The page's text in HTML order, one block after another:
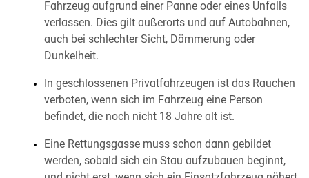
Fahrzeug aufgrund einer Panne oder eines Unfalls
verlassen. Dies gilt außerorts und auf Autobahnen,
auch bei schlechter Sicht, Dämmerung oder
Dunkelheit.
In geschlossenen Privatfahrzeugen ist das Rauchen
verboten, wenn sich im Fahrzeug eine Person
befindet, die noch nicht 18 Jahre alt ist.
Eine Rettungsgasse muss schon dann gebildet
werden, sobald sich ein Stau aufzubauen beginnt,